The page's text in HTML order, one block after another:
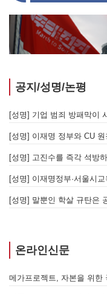
공지/성명/논평
온라인신문